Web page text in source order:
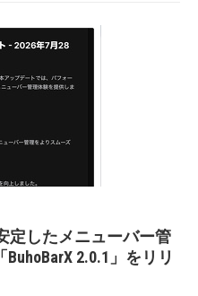
定したメニューバー管
2.0.1」をリリ